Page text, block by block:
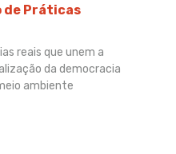
de Práticas
reais que unem a
da democracia
ambiente